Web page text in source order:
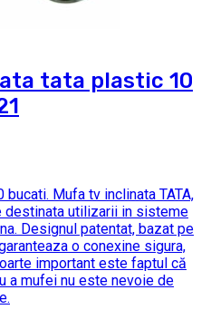
tata plastic 10
Mufa tv inclinata TATA,
destinata utilizarii in sisteme
Designul patentat, bazat pe
o conexine sigura,
important este faptul că
a mufei nu este nevoie de